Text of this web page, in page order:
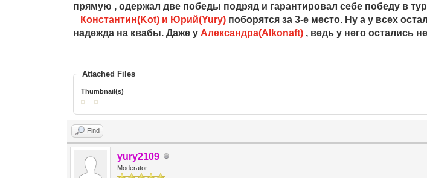
прямую , одержал две победы подряд и гарантировал себе победу в
Константин(Kot) и Юрий(Yury) поборятся за 3-е место. Ну а у всех
надежда на квабы. Даже у Александра(Alkonaft) , ведь у него остались
Attached Files
Thumbnail(s)
Find
yury2109
Moderator